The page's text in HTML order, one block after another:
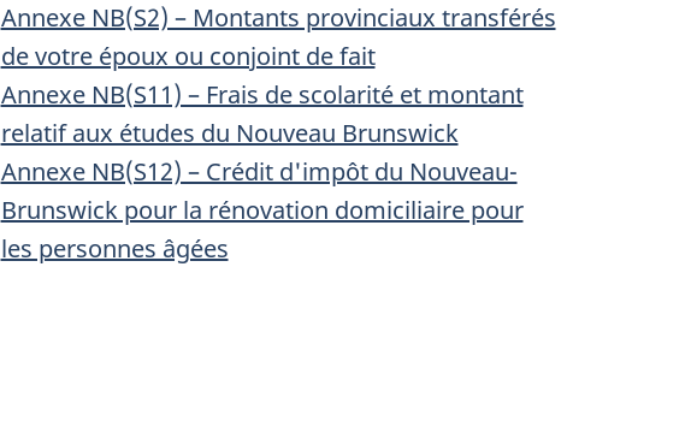
Annexe NB(S2) – Montants provinciaux transférés
de votre époux ou conjoint de fait
Annexe NB(S11) – Frais de scolarité et montant
relatif aux études du Nouveau Brunswick
Annexe NB(S12) – Crédit d'impôt du Nouveau-
Brunswick pour la rénovation domiciliaire pour
les personnes âgées